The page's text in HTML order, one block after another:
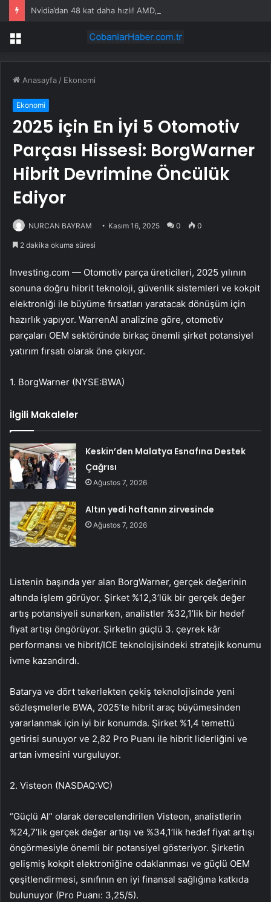
Menü
Anasayfa / Ekonomi
Ekonomi
2025 için En İyi 5 Otomotiv
Parçası Hissesi: BorgWarner
Hibrit Devrimine Öncülük
Ediyor
NURCAN BAYRAM Kasım 16, 2025 0 0
2 dakika okuma süresi
Investing.com — Otomotiv parça üreticileri, 2025 yılının
sonuna doğru hibrit teknoloji, güvenlik sistemleri ve kokpit
elektroniği ile büyüme fırsatları yaratacak dönüşüm için
hazırlık yapıyor. WarrenAI analizine göre, otomotiv
parçaları OEM sektöründe birkaç önemli şirket potansiyel
yatırım fırsatı olarak öne çıkıyor.
1. BorgWarner (NYSE:BWA)
İlgili Makaleler
Keskin’den Malatya Esnafına Destek
Çağrısı
Ağustos 7, 2026
Altın yedi haftanın zirvesinde
Ağustos 7, 2026
Listenin başında yer alan BorgWarner, gerçek değerinin
altında işlem görüyor. Şirket %12,3’lük bir gerçek değer
artış potansiyeli sunarken, analistler %32,1’lik bir hedef
fiyat artışı öngörüyor. Şirketin güçlü 3. çeyrek kâr
performansı ve hibrit/ICE teknolojisindeki stratejik konumu
ivme kazandırdı.
Batarya ve dört tekerlekten çekiş teknolojisinde yeni
sözleşmelerle BWA, 2025’te hibrit araç büyümesinden
yararlanmak için iyi bir konumda. Şirket %1,4 temettü
getirisi sunuyor ve 2,82 Pro Puanı ile hibrit liderliğini ve
artan ivmesini vurguluyor.
2. Visteon (NASDAQ:VC)
“Güçlü Al” olarak derecelendirilen Visteon, analistlerin
%24,7’lik gerçek değer artışı ve %34,1’lik hedef fiyat artışı
öngörmesiyle önemli bir potansiyel gösteriyor. Şirketin
gelişmiş kokpit elektroniğine odaklanması ve güçlü OEM
çeşitlendirmesi, sınıfının en iyi finansal sağlığına katkıda
bulunuyor (Pro Puanı: 3,25/5).